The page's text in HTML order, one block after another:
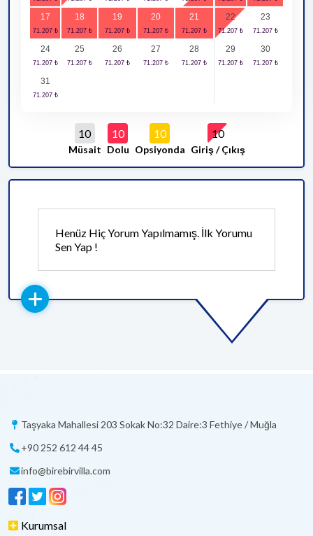
17 18 19 20 21 22 23
24 25 26 27 28 29 30
31
10
Müsait
10
Dolu
10
Opsiyonda
10
Giriş / Çıkış
Henüz Hiç Yorum Yapılmamış. İlk Yorumu
Sen Yap !
Taşyaka Mahallesi 203 Sokak No:32 Daire:3 Fethiye / Muğla
+90 252 612 44 45
info@birebirvilla.com
Kurumsal